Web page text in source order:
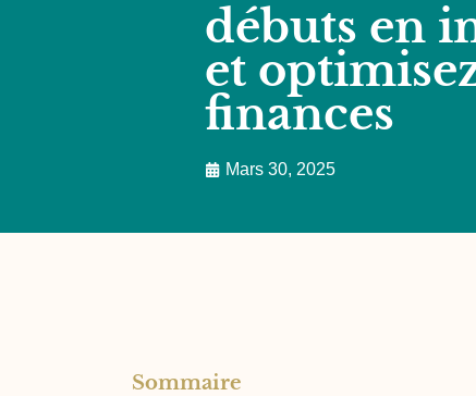
débuts en
et
finances
Mars 30, 2025
Sommaire